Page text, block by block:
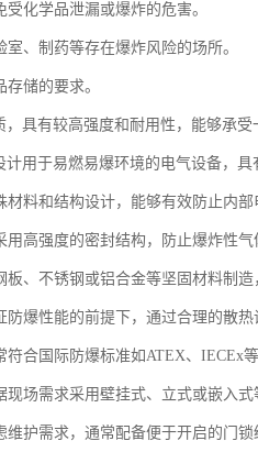
化学品泄漏或爆炸的危害。
、制药等存在爆炸风险的场所。
储的要求。
具有较高强度和耐用性，能够承
用于易燃易爆环境的电气设备，具
材料和结构设计，能够有效防止内
用高强度的密封结构，防止爆炸性
、不锈钢或铝合金等坚固材料制造
爆性能的前提下，通过合理的散热
合国际防爆标准如ATEX、IECEx
场需求采用壁挂式、立式或嵌入式
维护需求，通常配备便于开启的门锁